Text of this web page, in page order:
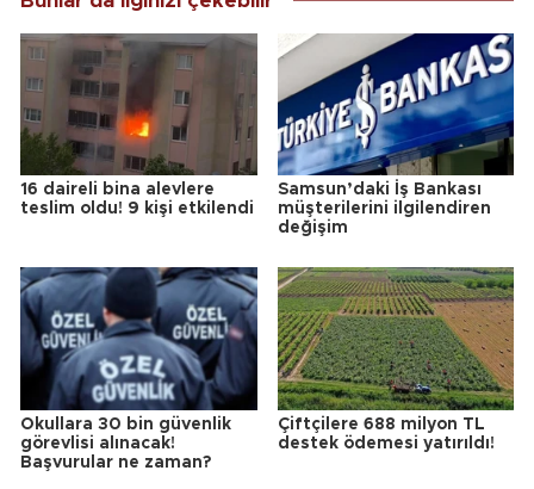
16 daireli bina alevlere
teslim oldu! 9 kişi etkilendi
Samsun’daki İş Bankası
müşterilerini ilgilendiren
değişim
Okullara 30 bin güvenlik
görevlisi alınacak!
Başvurular ne zaman?
Çiftçilere 688 milyon TL
destek ödemesi yatırıldı!